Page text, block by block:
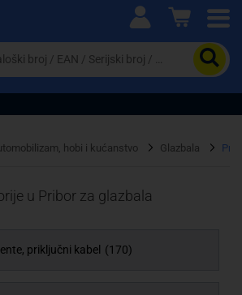
asortiman proizvoda i
hobi i kućanstvo Glazbala
u Pribor za glazbala
priključni kabel (170)